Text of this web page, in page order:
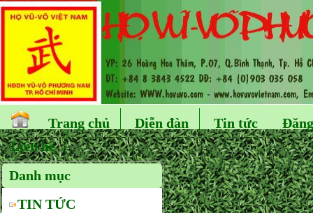
Trang chủ Diễn đàn Tin tức
Liên hệ
Danh mục
TIN TỨC